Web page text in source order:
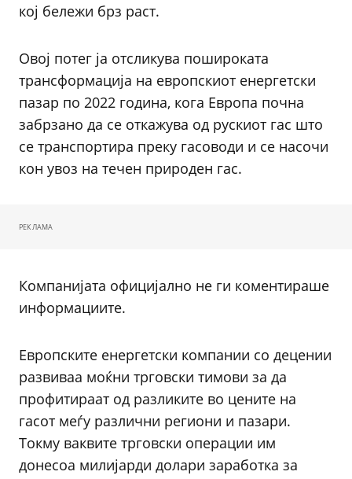
кој бележи брз раст.
Овој потег ја отсликува пошироката
трансформација на европскиот енергетски
пазар по 2022 година, кога Европа почна
забрзано да се откажува од рускиот гас што
се транспортира преку гасоводи и се насочи
кон увоз на течен природен гас.
РЕКЛАМА
Компанијата официјално не ги коментираше
информациите.
Европските енергетски компании со децении
развиваа моќни трговски тимови за да
профитираат од разликите во цените на
гасот меѓу различни региони и пазари.
Токму ваквите трговски операции им
донесоа милијарди долари заработка за